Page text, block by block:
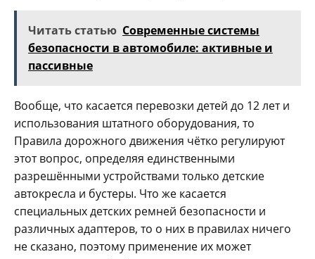
Читать статью Современные системы
безопасности в автомобиле: активные и
пассивные
Вообще, что касается перевозки детей до 12 лет и
использования штатного оборудования, то
Правила дорожного движения чётко регулируют
этот вопрос, определяя единственными
разрешёнными устройствами только детские
автокресла и бустеры. Что же касается
специальных детских ремней безопасности и
различных адаптеров, то о них в правилах ничего
не сказано, поэтому применение их может